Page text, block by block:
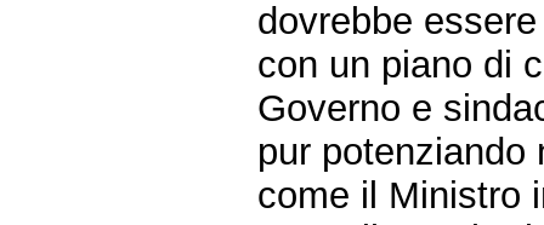
dovrebbe
con un piano di
Governo e
pur potenziando
come il Ministro